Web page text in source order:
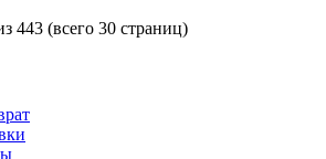
443 (всего 30 страниц)